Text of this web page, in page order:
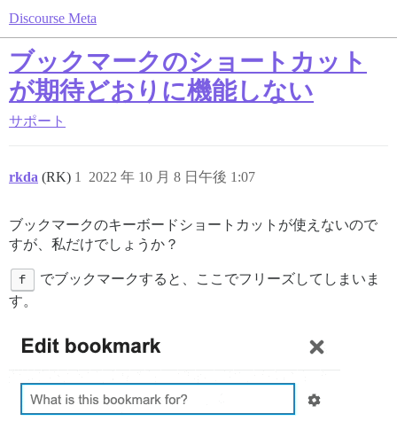
Discourse Meta
ブックマークのショートカット
が期待どおりに機能しない
サポート
rkda (RK) 2022 年 10 月 8 日午後 1:07
1
ブックマークのキーボードショートカットが使えないので
すが、私だけでしょうか？
f
でブックマークすると、ここでフリーズしてしまいま
す。